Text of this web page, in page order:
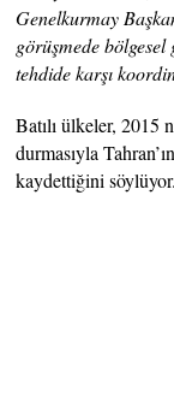
Genelkurmay
görüşmede
tehdide karşı
Batılı ülkeler, 2015
durmasıyla
kaydettiğini